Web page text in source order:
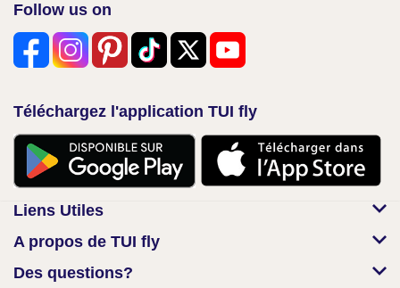
Follow us on
Téléchargez l'application TUI fly
Liens Utiles
A propos de TUI fly
Des questions?